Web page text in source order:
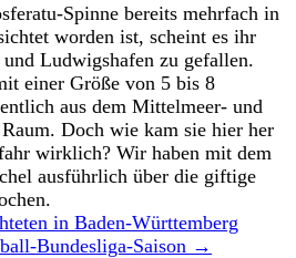
Spinne bereits mehrfach in
worden ist, scheint es ihr
Ludwigshafen zu gefallen.
einer Größe von 5 bis 8
aus dem Mittelmeer- und
Doch wie kam sie hier her
wirklich? Wir haben mit dem
ausführlich über die giftige
in Baden-Württemberg
Bundesliga-Saison →